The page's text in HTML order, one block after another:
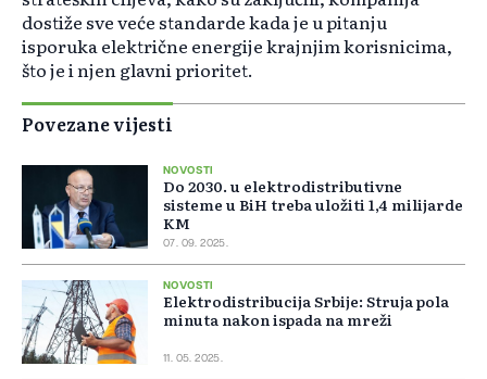
dostiže sve veće standarde kada je u pitanju
isporuka električne energije krajnjim korisnicima,
što je i njen glavni prioritet.
Povezane vijesti
NOVOSTI
Do 2030. u elektrodistributivne
sisteme u BiH treba uložiti 1,4 milijarde
KM
07. 09. 2025.
NOVOSTI
Elektrodistribucija Srbije: Struja pola
minuta nakon ispada na mreži
11. 05. 2025.